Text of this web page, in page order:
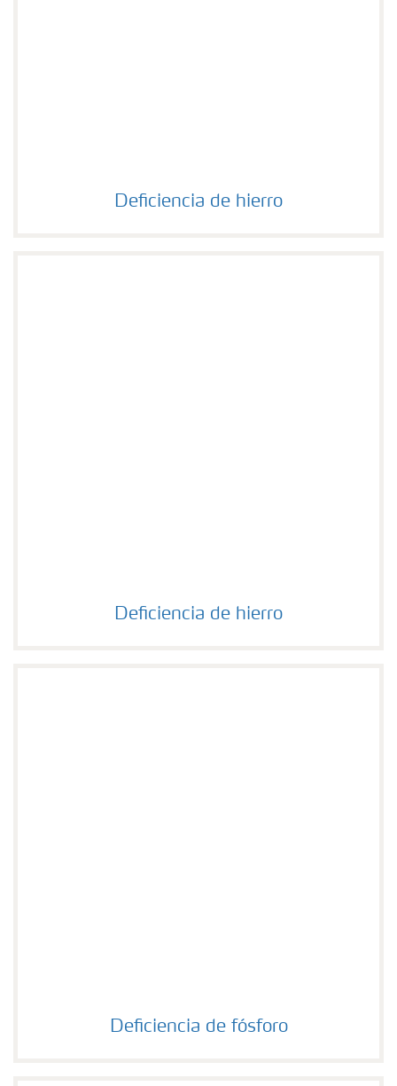
Deficiencia de hierro
Deficiencia de hierro
Deficiencia de hierro
Deficiencia de hierro
Deficiencia de fósforo
Deficiencia de fósforo